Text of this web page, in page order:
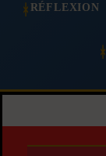
RÉFLEXION